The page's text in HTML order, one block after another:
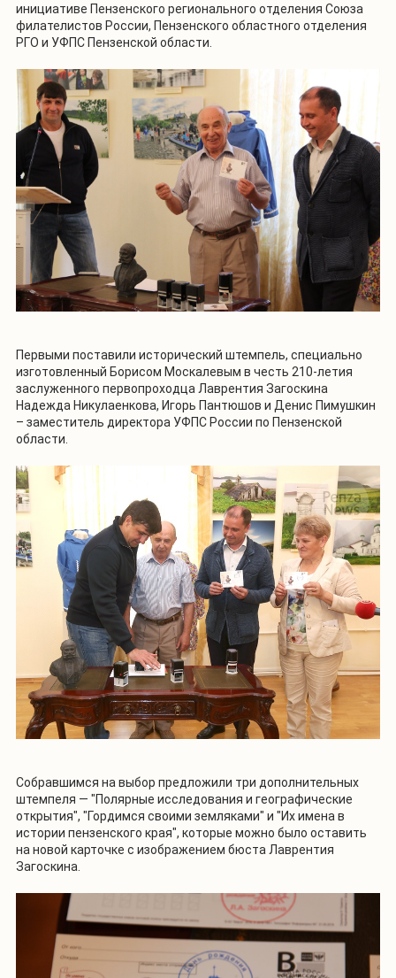
инициативе Пензенского регионального отделения Союза
филателистов России, Пензенского областного отделения
РГО и УФПС Пензенской области.
Первыми поставили исторический штемпель, специально
изготовленный Борисом Москалевым в честь 210-летия
заслуженного первопроходца Лаврентия Загоскина
Надежда Никулаенкова, Игорь Пантюшов и Денис Пимушкин
– заместитель директора УФПС России по Пензенской
области.
Собравшимся на выбор предложили три дополнительных
штемпеля — "Полярные исследования и географические
открытия", "Гордимся своими земляками" и "Их имена в
истории пензенского края", которые можно было оставить
на новой карточке с изображением бюста Лаврентия
Загоскина.